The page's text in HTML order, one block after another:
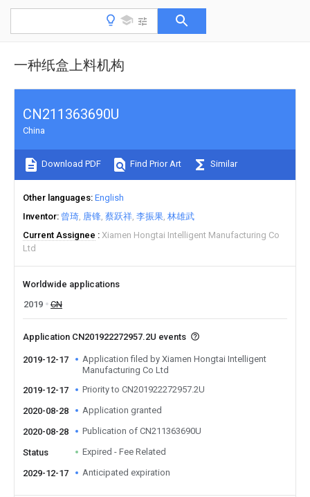
一种纸盒上料机构
CN211363690U
China
Download PDF Find Prior Art Similar
Other languages English
Inventor 曾琦 唐锋 蔡跃祥 李振果 林雄武
Current Assignee
Xiamen Hongtai Intelligent Manufacturing Co
Ltd
Worldwide applications
2019
CN
Application CN201922272957.2U events
2019-12-17
Application filed by Xiamen Hongtai Intelligent
Manufacturing Co Ltd
2019-12-17
Priority to CN201922272957.2U
2020-08-28 Application granted
2020-08-28 Publication of CN211363690U
Status Expired - Fee Related
2029-12-17 Anticipated expiration